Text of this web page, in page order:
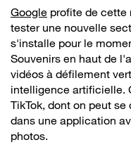
Google profite de cette
tester une nouvelle
s'installe pour le
Souvenirs en haut de
vidéos à défilement
intelligence artificielle.
TikTok, dont on peut
dans une application
photos.